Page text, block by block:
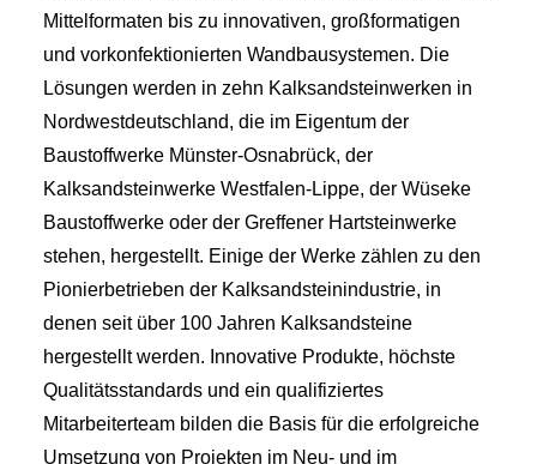
Mittelformaten bis zu innovativen, großformatigen
und vorkonfektionierten Wandbausystemen. Die
Lösungen werden in zehn Kalksandsteinwerken in
Nordwestdeutschland, die im Eigentum der
Baustoffwerke Münster-Osnabrück, der
Kalksandsteinwerke Westfalen-Lippe, der Wüseke
Baustoffwerke oder der Greffener Hartsteinwerke
stehen, hergestellt. Einige der Werke zählen zu den
Pionierbetrieben der Kalksandsteinindustrie, in
denen seit über 100 Jahren Kalksandsteine
hergestellt werden. Innovative Produkte, höchste
Qualitätsstandards und ein qualifiziertes
Mitarbeiterteam bilden die Basis für die erfolgreiche
Umsetzung von Projekten im Neu- und im